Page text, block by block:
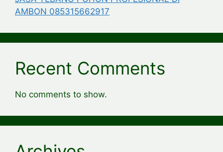
AMBON 085315662917
Recent Comments
No comments to show.